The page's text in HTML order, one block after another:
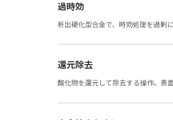
過時効
析出硬化型合金で、時効処理を過剰
還元除去
酸化物を還元して除去する操作。表